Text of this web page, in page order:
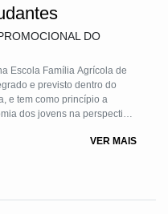
DO
Escola Família Agrícola de
e previsto dentro do
e tem como princípio a
dos jovens na perspectiva
social, econômico,
condições para inserção no
VER MAIS